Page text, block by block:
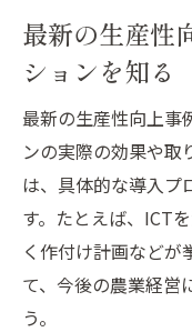
一人農業
産性向上
農業イノ
率化
生産性向
活用
イノベー
一人農業
ョン
最新の生産性
ションを知る
最新の生産性向上事
ンの実際の効果や取
は、具体的な導入プ
す。たとえば、ICT
く作付け計画などが
て、今後の農業経営
う。